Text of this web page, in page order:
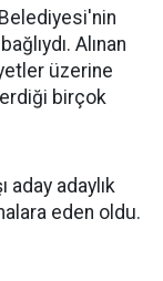
Alınan
üzerine
birçok
aday adaylık
eden oldu.